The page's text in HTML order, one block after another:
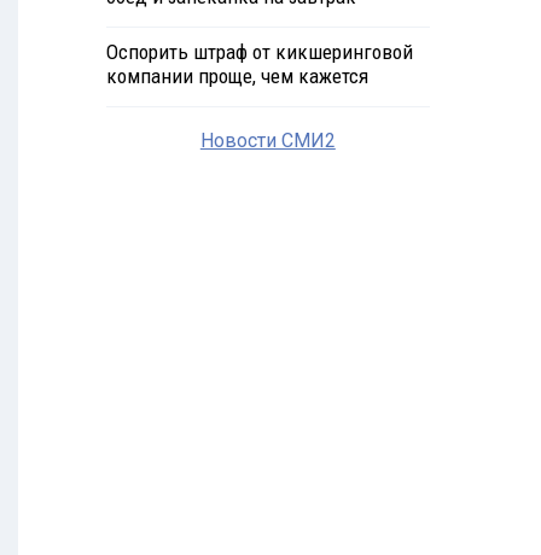
Оспорить штраф от кикшеринговой
компании проще, чем кажется
Новости СМИ2